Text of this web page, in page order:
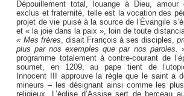
Dépouillement total, louange à Dieu,
exclus et fraternité, telle est la vocation des
projet de vie puisé à la source de l’Évangile
et « la joie dans la paix », loin de toute
« Mes frères , disait François à ses disciples,
plus par nos exemples que par nos paroles.
programme totalement à contre-courant de
soumet, en 1209, au pape tient de
Innocent III approuve la règle que le saint a
mineurs – les désignant ainsi comme les
religieux. L’église d’Assise sert de berceau